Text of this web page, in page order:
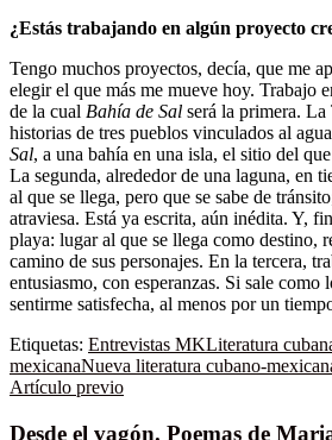
¿Estás trabajando en algún proyecto
Tengo muchos proyectos, decía, que me
elegir el que más me mueve hoy. Trabajo
de la cual Bahía de Sal será la primera.
historias de tres pueblos vinculados al
Sal, a una bahía en una isla, el sitio del
La segunda, alrededor de una laguna, en
al que se llega, pero que se sabe de
atraviesa. Está ya escrita, aún inédita. Y,
playa: lugar al que se llega como destino,
camino de sus personajes. En la tercera,
entusiasmo, con esperanzas. Si sale como
sentirme satisfecha, al menos por un
Etiquetas: Entrevistas MKLiteratura
mexicanaNueva literatura cubano-
Artículo previo
Desde el vagón. Poemas de